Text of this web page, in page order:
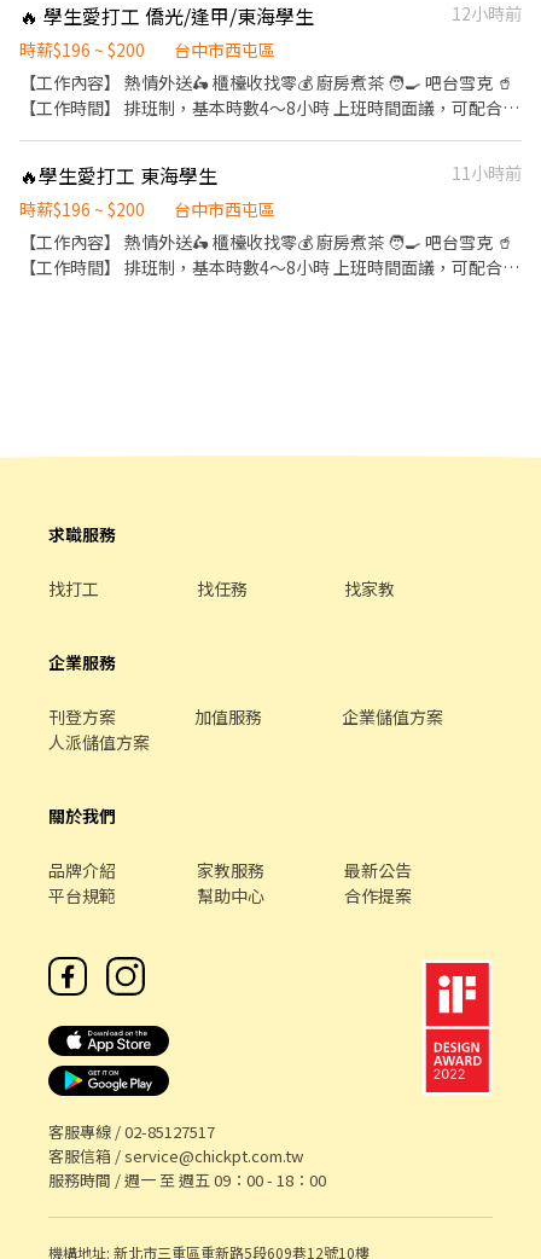
責洗、剝、削、切各種食材。 ．負責清理工作環境、設備和餐具。
．準備不同餐點所需要的食材。 ．協助測量食材的容量與重量。 ．
負責擺盤、打包外帶服務。
🔥 學生愛打工 僑光/逢甲/東海學生
12小時前
時薪$196 ~ $200
台中市西屯區
【工作內容】 熱情外送🛵 櫃檯收找零💰 廚房煮茶 🧑‍🍳 吧台雪克 🥤
【工作時間】 排班制，基本時數4～8小時 上班時間面議，可配合課
退、免費員工飲品、生日禮金、三節禮金與中秋禮品、油資津貼、
打烊津貼、特休代金、尾牙
🔥學生愛打工 東海學生
11小時前
時薪$196 ~ $200
台中市西屯區
【工作內容】 熱情外送🛵 櫃檯收找零💰 廚房煮茶 🧑‍🍳 吧台雪克 🥤
【工作時間】 排班制，基本時數4～8小時 上班時間面議，可配合課
求職服務
找打工 找任務 找家教
企業服務
刊登方案 加值服務
企業儲值方案
人派儲值方案
關於我們
品牌介紹 家教服務
最新公告
平台規範
幫助中心 合作提案
客服專線 /02-85127517
客服信箱 /service@chickpt.com.tw
服務時間 / 週一 至 週五 09：00 - 18：00
機構地址: 新北市三重區重新路5段609巷12號10樓